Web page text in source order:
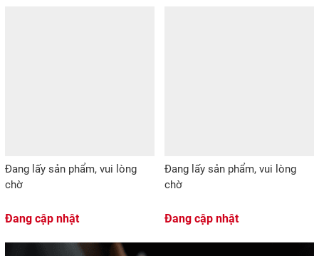
Đang lấy sản phẩm, vui lòng
chờ
Đang cập nhật
Đang lấy sản phẩm, vui lòng
chờ
Đang cập nhật